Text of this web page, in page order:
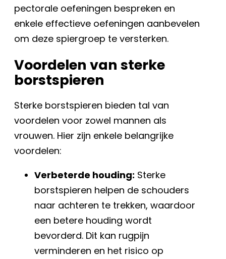
pectorale oefeningen bespreken en
enkele effectieve oefeningen aanbevelen
om deze spiergroep te versterken.
Voordelen van sterke
borstspieren
Sterke borstspieren bieden tal van
voordelen voor zowel mannen als
vrouwen. Hier zijn enkele belangrijke
voordelen:
Verbeterde houding: Sterke
borstspieren helpen de schouders
naar achteren te trekken, waardoor
een betere houding wordt
bevorderd. Dit kan rugpijn
verminderen en het risico op